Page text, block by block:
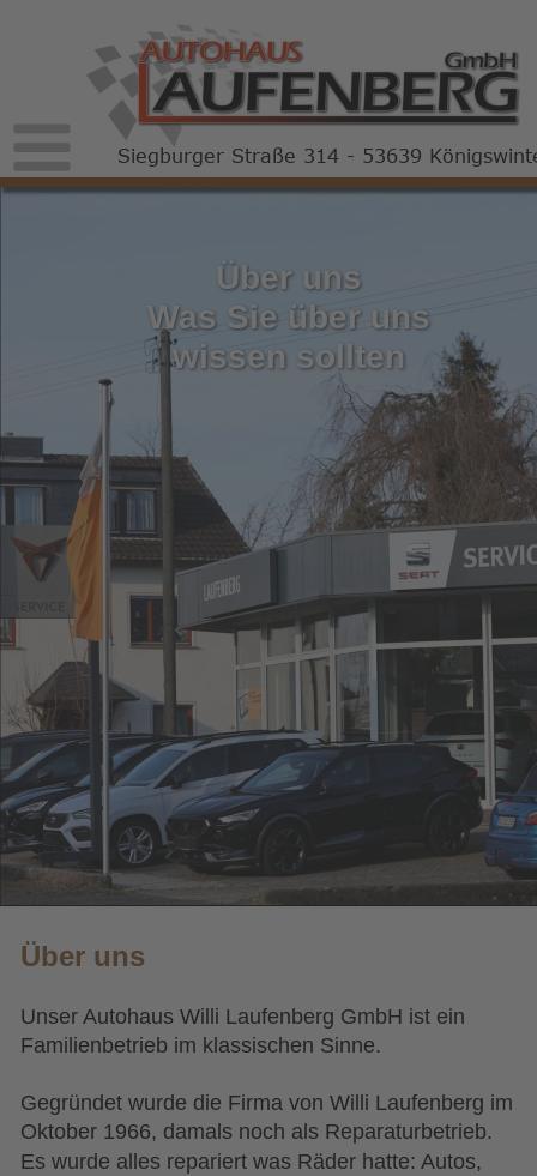
Über uns
Was Sie über uns
wissen sollten
Über uns
Unser Autohaus Willi Laufenberg GmbH ist ein
Familienbetrieb im klassischen Sinne.
Gegründet wurde die Firma von Willi Laufenberg im
Oktober 1966, damals noch als Reparaturbetrieb.
Es wurde alles repariert was Räder hatte: Autos,
Siegburger Straße 314 - 53639